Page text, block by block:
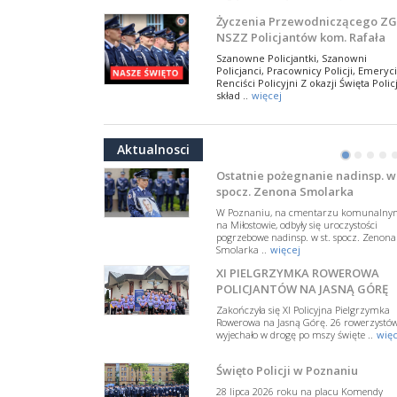
Życzenia Przewodniczącego ZG
NSZZ Policjantów kom. Rafała
Jankowskiego z okazji Święta
Policji 2026
Szanowne Policjantki, Szanowni
Policjanci, Pracownicy Policji,
Renciści Policyjni Z okazji Święta
skład .. więcej
NSZZ Policjantów: Policja nie
W przestrzeni publicznej po raz
pojawiły się wypowiedzi, które
w funkcjonariuszki i funkcjonariuszy
Policj .. więcej
Dodatkowe zarobkowanie
policjantów. NSZZP: obecne
rozwiązania wymagają zmian
zmiany przepisów regulujących
podejmowanie przez policjantów
dodatkowej pracy zarobkowe ..
więcej
Krok 1. Umorzenie. Krok 2.
z hejtem
Postępowanie dotyczące interwencji
Policji w miejscu zamieszkania red.
Tomasza Sakiewicza zostało
Aktualnosci
•• • •
NSZZ Policjantów
Na zaproszenie Zarządu Głównego NSZZ
Policjantów w Polsce gościł Rafael
Departamentu Policji w Nowym Jorku, o
.. więcej
PAMIĘTAMY I ODDAJMY HOŁD
SIERŻ. MARKOWI SIENICKIEMU
poświęconą starszemu sierżantowi Mar
Ostatnie pożegnanie nadinsp. w
spocz. Zenona Smolarka
W Poznaniu, na cmentarzu
na Miłostowie, odbyły się uroczystości
pogrzebowe nadinsp. w st. spocz. Zenona
Smolarka .. więcej
XI PIELGRZYMKA ROWEROWA
POLICJANTÓW NA JASNĄ GÓRĘ
Zakończyła się XI Policyjna Pielgrzymka
Rowerowa na Jasną Górę. 26
wyjechało w drogę po mszy święte ..
Święto Policji w Poznaniu
28 lipca 2026 roku na placu Komendy